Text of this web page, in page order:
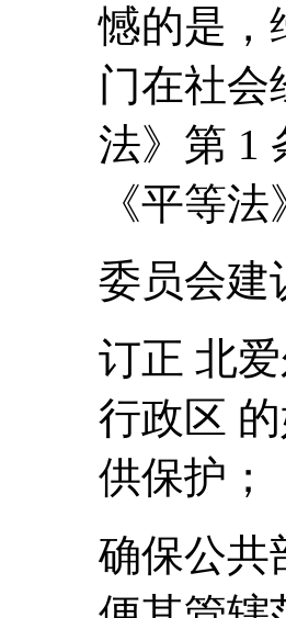
憾的是，
门在社会
法》第 1
《平等
委员会建
订正 北
行政区
供保护；
确保公共